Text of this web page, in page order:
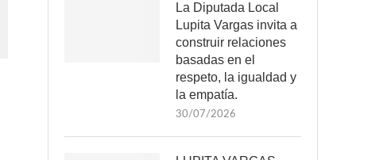
La Diputada Local
Lupita Vargas invita a
construir relaciones
basadas en el
respeto, la igualdad y
la empatía.
30/07/2026